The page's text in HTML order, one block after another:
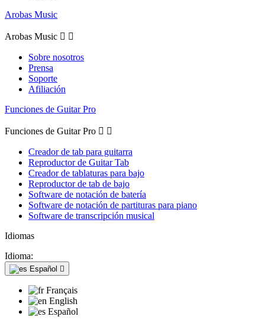
Arobas Music
Arobas Music  
Sobre nosotros
Prensa
Soporte
Afiliación
Funciones de Guitar Pro
Funciones de Guitar Pro  
Creador de tab para guitarra
Reproductor de Guitar Tab
Creador de tablaturas para bajo
Reproductor de tab de bajo
Software de notación de batería
Software de notación de partituras para piano
Software de transcripción musical
Idiomas
Idioma:
Español 
Français
English
Español